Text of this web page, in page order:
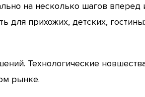
на несколько шагов вперед
прихожих, детских,
Технологические
рынке.